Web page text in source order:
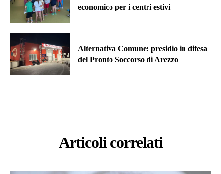
economico per i centri estivi
Alternativa Comune: presidio in difesa
del Pronto Soccorso di Arezzo
Articoli correlati